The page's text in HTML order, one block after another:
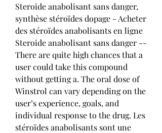
Steroide anabolisant sans danger,
synthèse stéroïdes dopage - Acheter
des stéroïdes anabolisants en ligne
Steroide anabolisant sans danger --
There are quite high chances that a
user could take this compound
without getting a. The oral dose of
Winstrol can vary depending on the
user’s experience, goals, and
individual response to the drug. Les
stéroïdes anabolisants sont une